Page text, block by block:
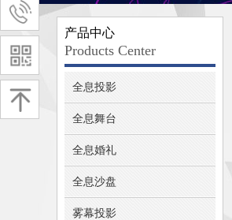
全息投影
全息舞台
全息婚礼
全息沙盘
雾幕投影
产品中心
Products Center